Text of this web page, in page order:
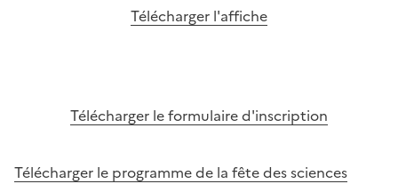
Télécharger l'affiche
Télécharger le formulaire d'inscription
Télécharger le programme de la fête des sciences